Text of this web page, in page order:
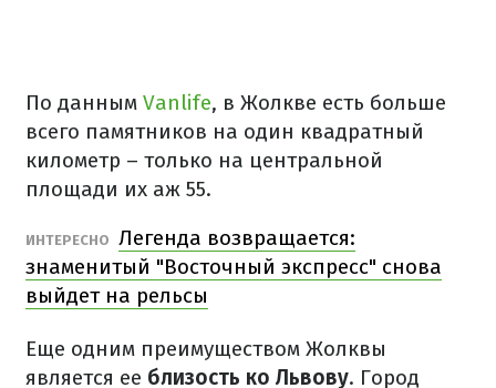
По данным Vanlife, в Жолкве есть больше
всего памятников на один квадратный
километр – только на центральной
площади их аж 55.
ИНТЕРЕСНО Легенда возвращается:
знаменитый "Восточный экспресс" снова
выйдет на рельсы
Еще одним преимуществом Жолквы
является ее близость ко Львову. Город